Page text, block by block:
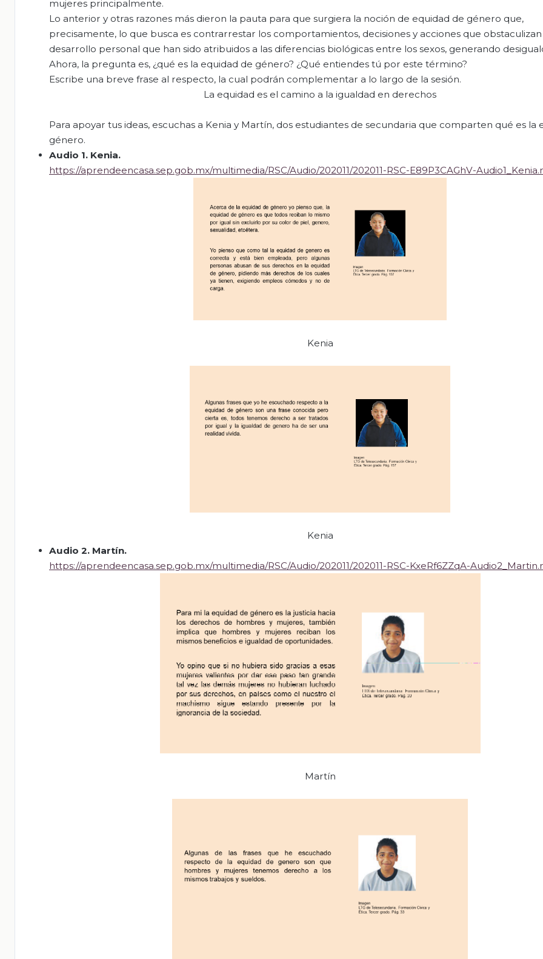
mujeres principalmente.
Lo anterior y otras razones más dieron la pauta para que surgiera la noción de equidad de género que,
precisamente, lo que busca es contrarrestar los comportamientos, decisiones y acciones que
desarrollo personal que han sido atribuidos a las diferencias biológicas entre los sexos, generando
Ahora, la pregunta es, ¿qué es la equidad de género? ¿Qué entiendes tú por este término?
Escribe una breve frase al respecto, la cual podrán complementar a lo largo de la sesión.
La equidad es el camino a la igualdad en derechos
Para apoyar tus ideas, escuchas a Kenia y Martín, dos estudiantes de secundaria que comparten qué es la
género.
Audio 1. Kenia.
https://aprendeencasa.sep.gob.mx/multimedia/RSC/Audio/202011/202011-RSC-E89P3CAGhV-
Kenia
Kenia
Audio 2. Martín.
https://aprendeencasa.sep.gob.mx/multimedia/RSC/Audio/202011/202011-RSC-KxeRf6ZZqA-
Martín